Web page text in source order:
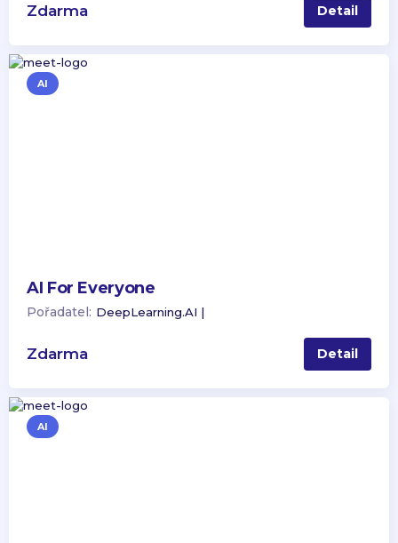
Zdarma Detail
AI For Everyone
AI
Pořadatel: DeepLearning.AI |
Zdarma Detail
AI